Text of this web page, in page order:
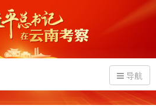
导航